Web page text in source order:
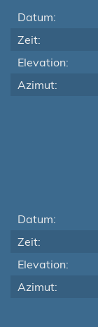
Datum:
Zeit:
Elevation:
Azimut:
Datum:
Zeit:
Elevation:
Azimut: